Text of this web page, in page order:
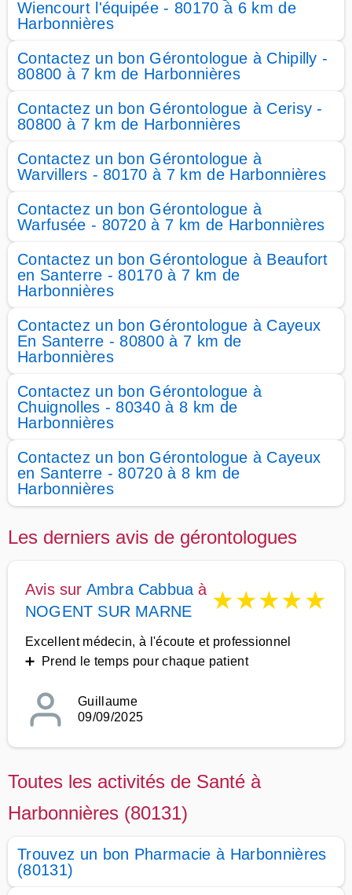
Wiencourt l'équipée - 80170 à 6 km de
Harbonnières
Contactez un bon Gérontologue à Chipilly -
80800 à 7 km de Harbonnières
Contactez un bon Gérontologue à Cerisy -
80800 à 7 km de Harbonnières
Contactez un bon Gérontologue à
Warvillers - 80170 à 7 km de Harbonnières
Contactez un bon Gérontologue à
Warfusée - 80720 à 7 km de Harbonnières
Contactez un bon Gérontologue à Beaufort
en Santerre - 80170 à 7 km de
Harbonnières
Contactez un bon Gérontologue à Cayeux
En Santerre - 80800 à 7 km de
Harbonnières
Contactez un bon Gérontologue à
Chuignolles - 80340 à 8 km de
Harbonnières
Contactez un bon Gérontologue à Cayeux
en Santerre - 80720 à 8 km de
Harbonnières
Les derniers avis de gérontologues
Avis sur Ambra Cabbua à
NOGENT SUR MARNE
★★★★★
Excellent médecin, à l'écoute et professionnel
➕ Prend le temps pour chaque patient
Guillaume
09/09/2025
Toutes les activités de Santé à
Harbonnières (80131)
Trouvez un bon Pharmacie à Harbonnières
(80131)